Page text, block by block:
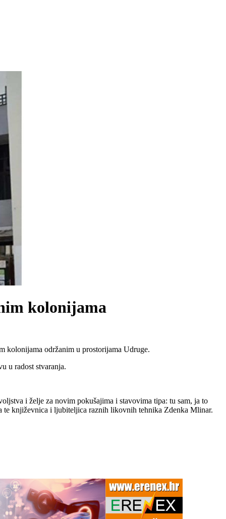
kolonijama
kolonijama održanim u prostorijama Udruge.
u radost stvaranja.
i želje za novim pokušajima i stavovima tipa: tu sam, ja to
te književnica i ljubiteljica raznih likovnih tehnika Zdenka Mlinar.